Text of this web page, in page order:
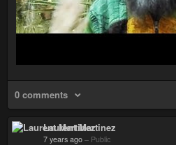
0 comments
Laurent Martinez
7 years ago – Public